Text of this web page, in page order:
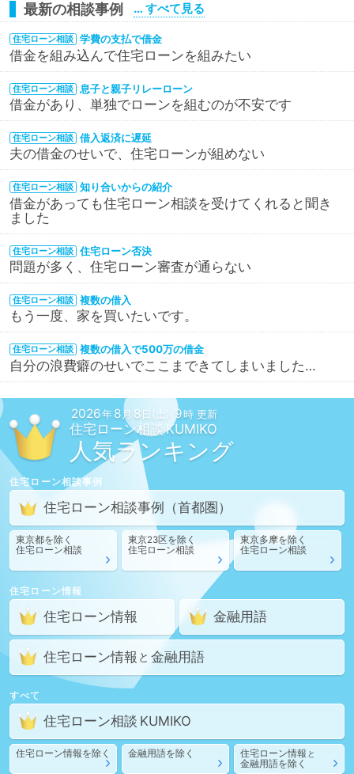
最新の相談事例 … すべて見る
住宅ローン相談 学費の支払で借金
借金を組み込んで住宅ローンを組みたい
住宅ローン相談 息子と親子リレーローン
借金があり、単独でローンを組むのが不安です
住宅ローン相談 借入返済に遅延
夫の借金のせいで、住宅ローンが組めない
住宅ローン相談 知り合いからの紹介
借金があっても住宅ローン相談を受けてくれると聞き
ました
住宅ローン相談 住宅ローン否決
問題が多く、住宅ローン審査が通らない
住宅ローン相談 複数の借入
もう一度、家を買いたいです。
住宅ローン相談 複数の借入で500万の借金
自分の浪費癖のせいでここまできてしまいました…
2026年8 月 8 日(土) 9時 更新
住宅ローン相談
人気ランキング
住宅ローン相談事例
住宅ローン相談事例 （首都圏）
東京都を除く
住宅ローン相談
東京23区を除く
住宅ローン相談
東京多摩を除く
住宅ローン相談
住宅ローン情報
住宅ローン情報 金融用語
住宅ローン情報 と 金融用語
すべて
住宅ローン相談
住宅ローン情報を除く 金融用語を除く 住宅ローン情報 と
金融用語を除く